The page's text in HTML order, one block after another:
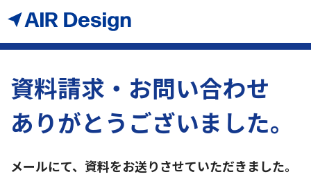
資料請求・お問い合わせ
ありがとうございました。
メールにて、資料をお送りさせていただきました。